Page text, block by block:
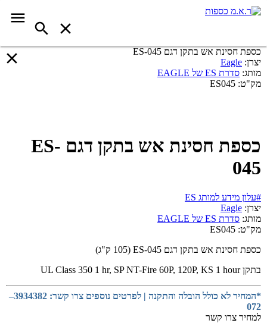
כספת חסינת אש בתקן דגם ES-045
יצרן: Eagle
מותג: סדרת ES של EAGLE
מק"ט: ES045
כספת חסינת אש בתקן דגם ES-
045
#עלון מידע למותג ES
יצרן: Eagle
מותג: סדרת ES של EAGLE
מק"ט: ES045
כספת חסינת אש בתקן דגם ES-045 (105 ק"ג)
בתקן UL Class 350 1 hr, SP NT-Fire 60P, 120P, KS 1 hour
*המחיר לא כולל הובלה והתקנה | לפרטים נוספים צרו קשר: 3934382–
072
למחיר צרו קשר